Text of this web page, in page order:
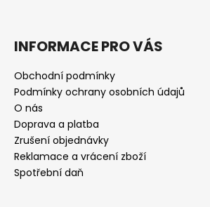
INFORMACE PRO VÁS
Obchodní podmínky
Podmínky ochrany osobních údajů
O nás
Doprava a platba
Zrušení objednávky
Reklamace a vrácení zboží
Spotřební daň